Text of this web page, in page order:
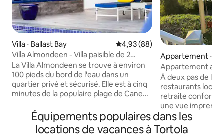
Villa ⋅ Ballast Bay Évaluation moyenne sur la
4,93 (88)
Villa Almondeen - Villa paisible de 2
chambres avec piscine
La Villa Almondeen se trouve à environ
100 pieds du bord de l'eau dans un
quartier privé et sécurisé. Elle est à cinq
minutes de la populaire plage de Cane
plages à proximité. Vous pourrez
profiter de la vue sur Jost Van Dyke et
des activités nautiques autour de la
Appartement ⋅
Bay
Appartement
Garden Bay
À deux pas de la
restaurants
retraite
une vue
couchers de
L'appartement
d'équipements
Équipements populaires dans les
locations de vacances à Tortola